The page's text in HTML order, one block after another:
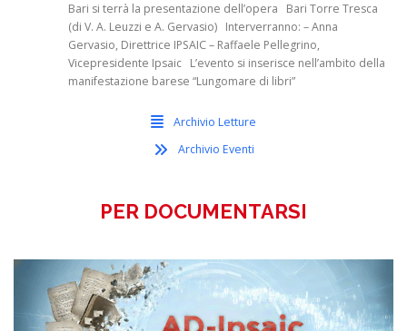
Bari si terrà la presentazione dell’opera Bari Torre Tresca
(di V. A. Leuzzi e A. Gervasio) Interverranno: – Anna
Gervasio, Direttrice IPSAIC – Raffaele Pellegrino,
Vicepresidente Ipsaic L’evento si inserisce nell’ambito della
manifestazione barese “Lungomare di libri”
Archivio Letture
Archivio Eventi
PER DOCUMENTARSI